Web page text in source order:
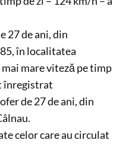
27 de ani, din
în localitatea
mare viteză pe timp
înregistrat
de 27 de ani, din
celor care au circulat